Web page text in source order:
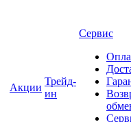
Акции
Трейд-
ин
Сервис